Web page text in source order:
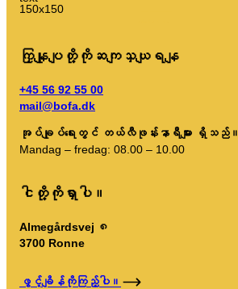
ကြှနျုပျတို့ကိုဆကျသှယျရနျ
+45 56 92 55 00
mail@bofa.dk
အုပ်ချုပ်ရေးတွင် တယ်လီဖုန်းနာရီများ ရှိသည်။
Mandag – fredag: 08.00 – 10.00
ငါတို့ကိုရှာပါ။
Almegårdsvej ၈
3700 Ronne
ဖွင့်ချိန်ကိုကြည့်ပါ။